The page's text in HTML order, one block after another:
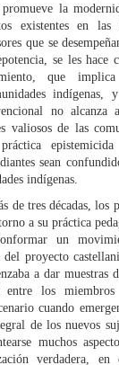
la
existentes en las
que se
se les hace
que
indígenas,
no alcanza
valiosos de las
epistemicida
sean
indígenas.
de tres décadas, los
a su práctica
un
proyecto
a dar muestras
los miembros
cuando
de los nuevos
muchos
verdadera, en